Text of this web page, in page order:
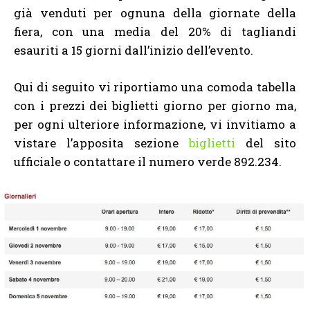
già venduti per ognuna della giornate della
fiera, con una media del 20% di tagliandi
esauriti a 15 giorni dall’inizio dell’evento.
Qui di seguito vi riportiamo una comoda tabella
con i prezzi dei biglietti giorno per giorno ma,
per ogni ulteriore informazione, vi invitiamo a
vistare l’apposita sezionebiglietti del sito
ufficiale o contattare il numero verde 892.234.